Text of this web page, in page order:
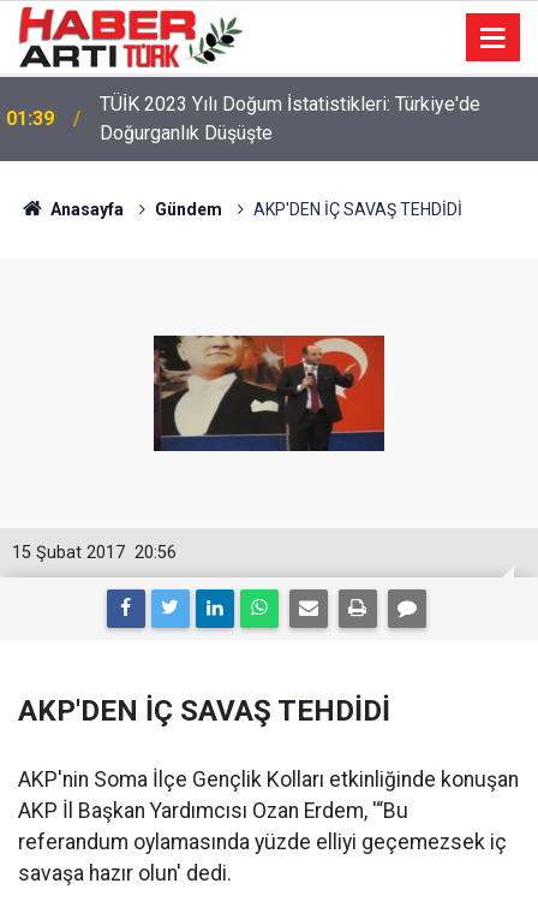
01:39
TÜİK 2023 Yılı Doğum İstatistikleri: Türkiye'de
Doğurganlık Düşüşte
22:47 16 Maddelik Maden Kanunu Teklif Kabul Edildi
Anasayfa Gündem AKP'DEN İÇ SAVAŞ TEHDİDİ
20:56
15 Şubat 2017
AKP'DEN İÇ SAVAŞ TEHDİDİ
AKP'nin Soma İlçe Gençlik Kolları etkinliğinde konuşan
AKP İl Başkan Yardımcısı Ozan Erdem, '“Bu
referandum oylamasında yüzde elliyi geçemezsek iç
savaşa hazır olun' dedi.